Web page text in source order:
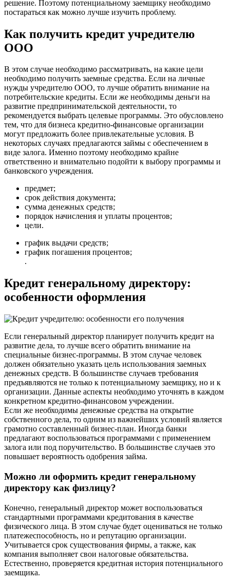
решение. Поэтому потенциальному заемщику необходимо
постараться как можно лучше изучить проблему.
Как получить кредит учредителю
ООО
В этом случае необходимо рассматривать, на какие цели
необходимо получить заемные средства. Если на личные
нужды учредителю ООО, то лучше обратить внимание на
потребительские кредиты. Если же необходимы деньги на
развитие предпринимательской деятельности, то
рекомендуется выбрать целевые программы. Это обусловлено
тем, что для бизнеса кредитно-финансовые организации
могут предложить более привлекательные условия. В
некоторых случаях предлагаются займы с обеспечением в
виде залога. Именно поэтому необходимо крайне
ответственно и внимательно подойти к выбору программы и
банковского учреждения.
предмет;
срок действия документа;
сумма денежных средств;
порядок начисления и уплаты процентов;
цели.
график выдачи средств;
график погашения процентов;
.
Кредит генеральному директору:
особенности оформления
Если генеральный директор планирует получить кредит на
развитие дела, то лучше всего обратить внимание на
специальные бизнес-программы. В этом случае человек
должен обязательно указать цель использования заемных
денежных средств. В большинстве случаев требования
предъявляются не только к потенциальному заемщику, но и к
организации. Данные аспекты необходимо уточнять в каждом
конкретном кредитно-финансовом учреждении.
Если же необходимы денежные средства на открытие
собственного дела, то одним из важнейших условий является
грамотно составленный бизнес-план. Иногда банки
предлагают воспользоваться программами с применением
залога или под поручительство. В большинстве случаев это
повышает вероятность одобрения займа.
Можно ли оформить кредит генеральному
директору как физлицу?
Конечно, генеральный директор может воспользоваться
стандартными программами кредитования в качестве
физического лица. В этом случае будет оцениваться не только
платежеспособность, но и репутацию организации.
Учитывается срок существования фирмы, а также, как
компания выполняет свои налоговые обязательства.
Естественно, проверяется кредитная история потенциального
заемщика.